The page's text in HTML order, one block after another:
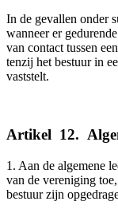
In de gevallen onder
wanneer er
van contact tussen
tenzij het bestuur in
vaststelt.
Artikel 12.
1. Aan de algemene
van de vereniging
bestuur zijn